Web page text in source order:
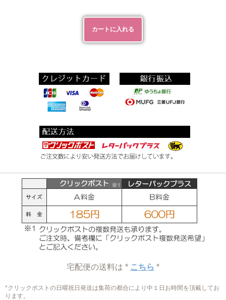
宅配便の送料は * こちら *
*クリックポストの日曜祝日発送は集荷の都合により中１日お時間を頂戴してお
ります。